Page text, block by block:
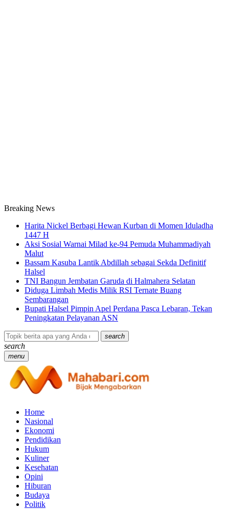
Breaking News
Harita Nickel Berbagi Hewan Kurban di Momen Iduladha
1447 H
Aksi Sosial Warnai Milad ke-94 Pemuda Muhammadiyah
Malut
Bassam Kasuba Lantik Abdillah sebagai Sekda Definitif
Halsel
TNI Bangun Jembatan Garuda di Halmahera Selatan
Diduga Limbah Medis Milik RSI Ternate Buang
Sembarangan
Bupati Halsel Pimpin Apel Perdana Pasca Lebaran, Tekan
Peningkatan Pelayanan ASN
search
search
menu
Home
Nasional
Ekonomi
Pendidikan
Hukum
Kuliner
Kesehatan
Opini
Hiburan
Budaya
Politik